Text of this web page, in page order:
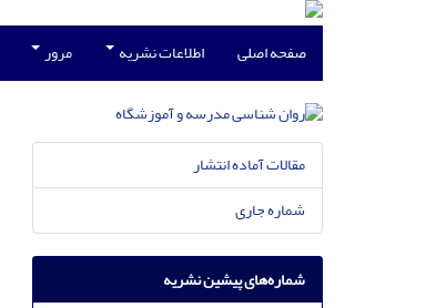
صفحه اصلی اطلاعات نشریه مرور
مقالات آماده انتشار
شماره جاری
شماره‌های پیشین نشریه